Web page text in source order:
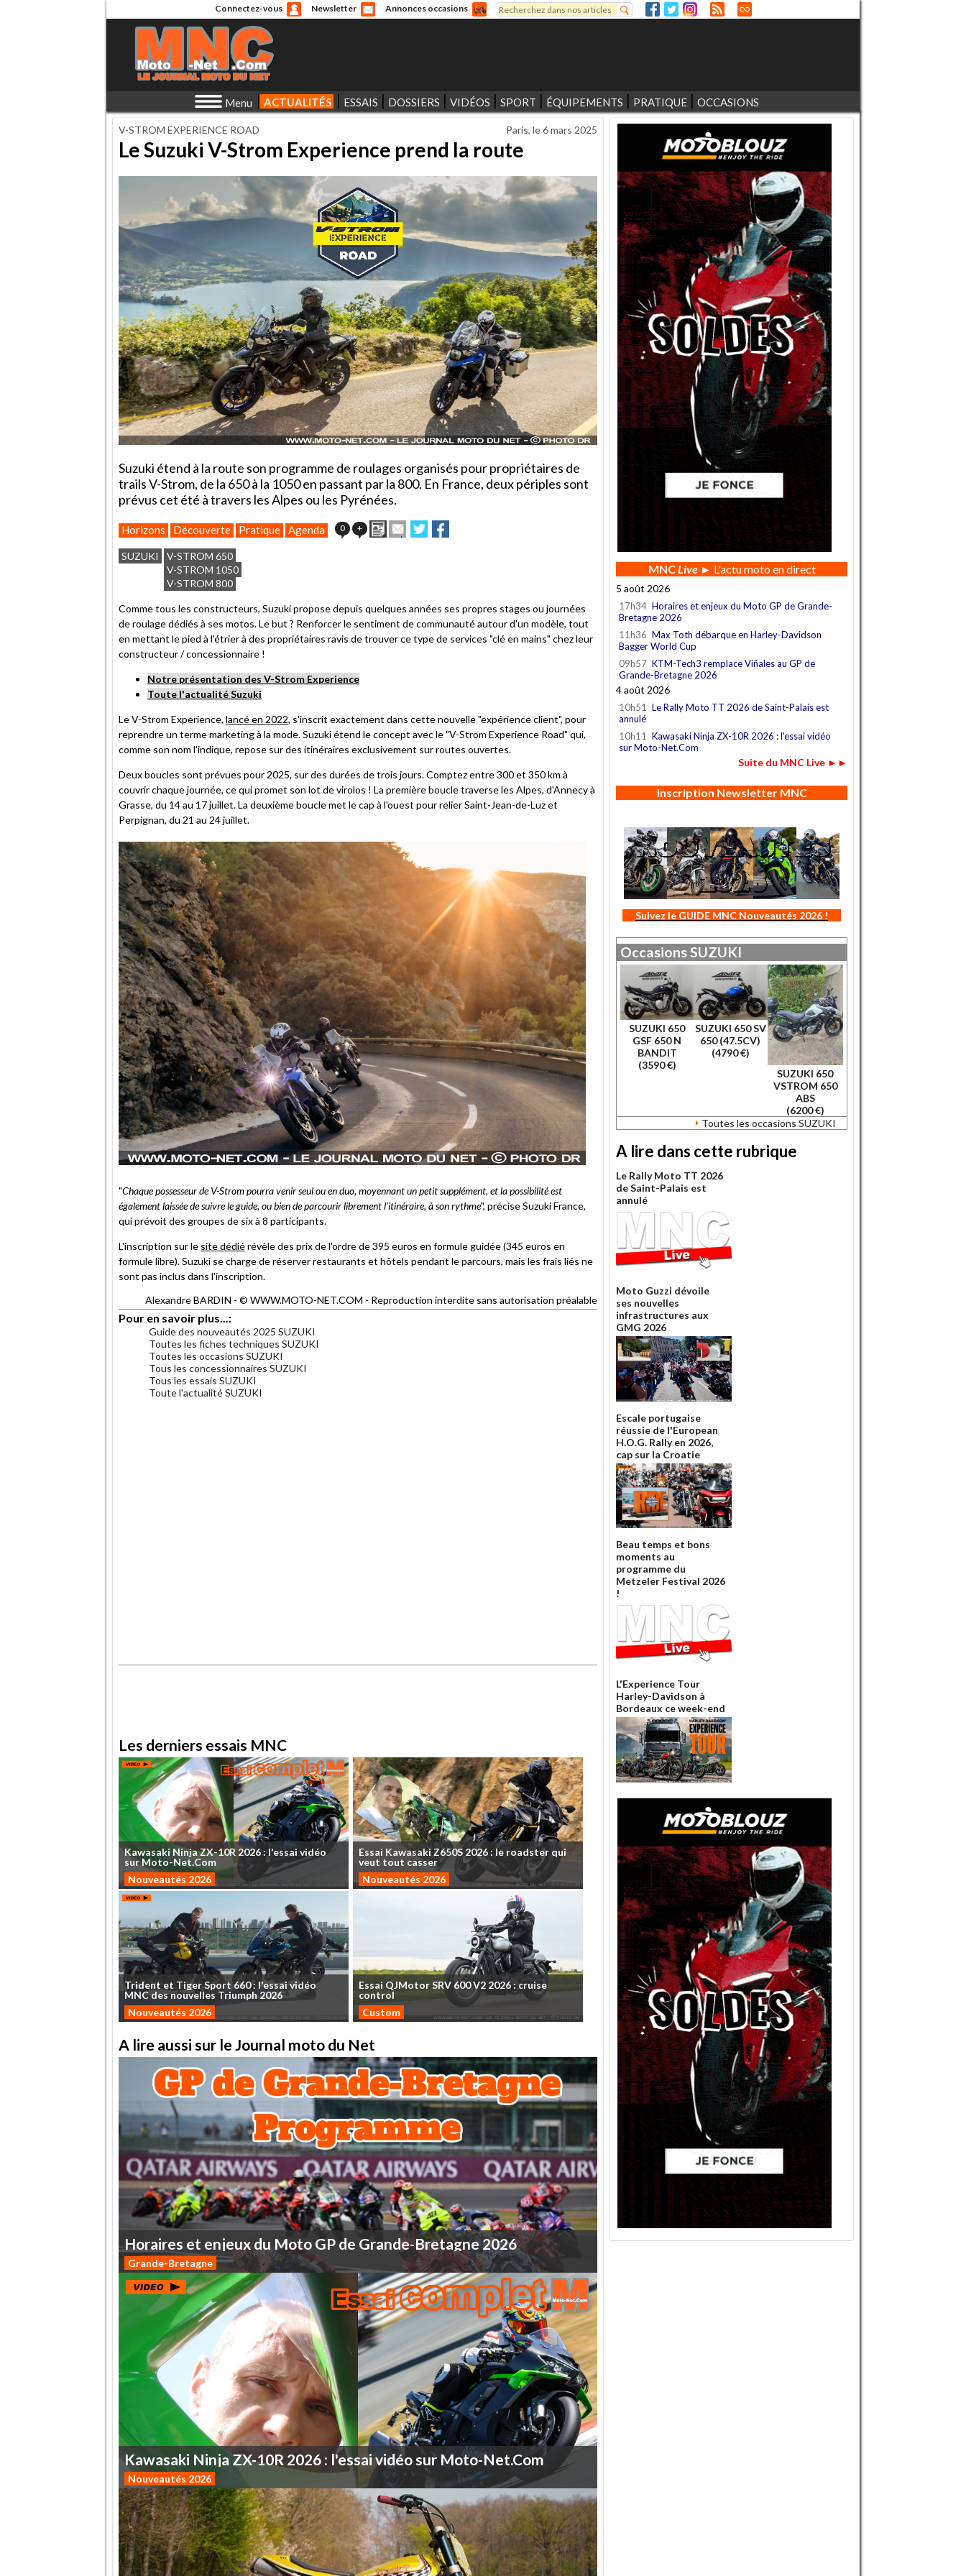
Connectez-vous Newsletter Annonces occasions
Formulaire de recherche
Rechercher
Menu ACTUALITÉS ESSAIS DOSSIERS VIDÉOS SPORT ÉQUIPEMENTS PRATIQUE OCCASIONS
V-STROM EXPERIENCE ROAD Paris, le6 mars 2025
Le Suzuki V-Strom Experience prend la route
Suzuki étend à la route son programme de roulages organisés pour propriétaires de
trails V-Strom, de la 650 à la 1050 en passant par la 800. En France, deux périples sont
prévus cet été à travers les Alpes ou les Pyrénées.
Horizons Découverte Pratique Agenda 0 + ImprimerEnvoyer
cet
Partager
sur
sur
SUZUKI
V-STROM 650
V-STROM 1050
V-STROM 800
Comme tous les constructeurs, Suzuki propose depuis quelques années ses propres stages ou journées
de roulage dédiés à ses motos. Le but ? Renforcer le sentiment de communauté autour d'un modèle, tout
en mettant le pied à l'étrier à des propriétaires ravis de trouver ce type de services "clé en mains" chez leur
constructeur / concessionnaire !
Notre présentation des V-Strom Experience
Toute l'actualité Suzuki
Le V-Strom Experience, lancé en 2022, s'inscrit exactement dans cette nouvelle "expérience client", pour
reprendre un terme marketing à la mode. Suzuki étend le concept avec le "V-Strom Experience Road" qui,
comme son nom l'indique, repose sur des itinéraires exclusivement sur routes ouvertes.
Deux boucles sont prévues pour 2025, sur des durées de trois jours. Comptez entre 300 et 350 km à
couvrir chaque journée, ce qui promet son lot de virolos ! La première boucle traverse les Alpes, d'Annecy à
Grasse, du 14 au 17 juillet. La deuxième boucle met le cap à l'ouest pour relier Saint-Jean-de-Luz et
Perpignan, du 21 au 24 juillet.
"Chaque possesseur de V-Strom pourra venir seul ou en duo, moyennant un petit supplément, et la possibilité est
également laissée de suivre le guide, ou bien de parcourir librement l’itinéraire, à son rythme", précise Suzuki France,
qui prévoit des groupes de six à 8 participants.
L'inscription sur le site dédiérévèle des prix de l'ordre de 395 euros en formule guidée (345 euros en
formule libre). Suzuki se charge de réserver restaurants et hôtels pendant le parcours, mais les frais liés ne
sont pas inclus dans l'inscription.
Alexandre BARDIN - © WWW.MOTO-NET.COM - Reproduction interdite sans autorisation préalable
Pour en savoir plus...:
Guide des nouveautés 2025 SUZUKI
Toutes les fiches techniques SUZUKI
Toutes les occasions SUZUKI
Tous les concessionnaires SUZUKI
Tous les essais SUZUKI
Toute l'actualité SUZUKI
Les derniers essais MNC
Kawasaki NinjaZX-10R 2026 : l'essai vidéo
sur Moto-Net.Com
Nouveautés 2026
Essai Kawasaki Z650S2026:le roadster qui
veut tout casser
Nouveautés 2026
Trident et TigerSport 660: l'essaividéo
MNCdesnouvelles Triumph2026
Nouveautés 2026
Essai QJMotorSRV 600V2 2026: cruise
control
Custom
A lire aussi sur le Journal moto du Net
Horaires et enjeux du Moto GP de Grande-Bretagne 2026
Grande-Bretagne
Kawasaki Ninja ZX-10R 2026 : l'essaividéosur Moto-Net.Com
Nouveautés 2026
MNCLive► L'actu moto en direct
5 août 2026
17h34 Horaires et enjeux du Moto GP de Grande-
Bretagne 2026
11h36 Max Toth débarque en Harley-Davidson
Bagger World Cup
09h57 KTM-Tech3 remplace Viñales au GP de
Grande-Bretagne 2026
4 août 2026
10h51
Le Rally Moto TT 2026 de Saint-Palais est
annulé
10h11
Kawasaki Ninja ZX-10R 2026 : l'essai vidéo
sur Moto-Net.Com
Suite du MNC Live ►►
Inscription Newsletter MNC
Suivez le GUIDE MNC Nouveautés 2026 !
OccasionsSUZUKI
SUZUKI 650
GSF 650 N
BANDIT
(3590 €)
SUZUKI 650 SV
650 (47.5CV)
(4790 €)
SUZUKI 650
VSTROM 650
ABS
(6200 €)
Toutes les occasions SUZUKI
A lire dans cette rubrique
Le Rally Moto TT 2026
de Saint-Palais est
annulé
Moto Guzzi dévoile
ses nouvelles
infrastructures aux
GMG 2026
Escale portugaise
réussie de l'European
H.O.G. Rally en 2026,
cap sur la Croatie
Beau temps et bons
moments au
programme du
Metzeler Festival 2026
!
L'Experience Tour
Harley-Davidson à
Bordeaux ce week-end